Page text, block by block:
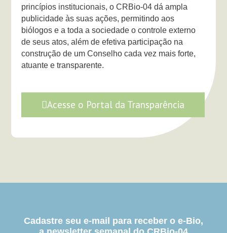
princípios institucionais, o CRBio-04 dá ampla
publicidade às suas ações, permitindo aos
biólogos e a toda a sociedade o controle externo
de seus atos, além de efetiva participação na
construção de um Conselho cada vez mais forte,
atuante e transparente.
Acesse o Portal da Transparência
Cadastre seu e-mail para receber o e-Bio,